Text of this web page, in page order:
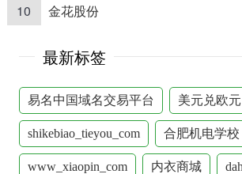
10
金花股份
最新标签
易名中国域名交易平台 美元兑欧元
shikebiao_tieyou_com 合肥机电学校
www_xiaopin_com 内衣商城